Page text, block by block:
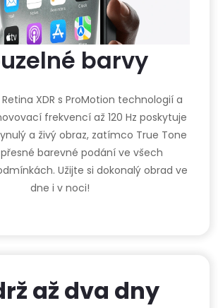
barvy
XDR s ProMotion technologií a
frekvencí až 120 Hz poskytuje
a živý obraz, zatímco True Tone
barevné podání ve všech
Užijte si dokonalý obrad ve
dne i v noci!
až dva dny